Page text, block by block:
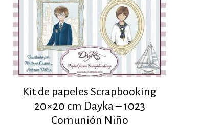
Kit de papeles Scrapbooking
20×20 cm Dayka – 1023
Comunión Niño